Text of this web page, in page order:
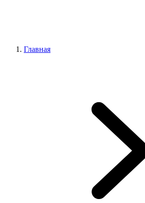
Главная